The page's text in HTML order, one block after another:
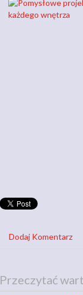
Dodaj Komentarz
Przeczytać